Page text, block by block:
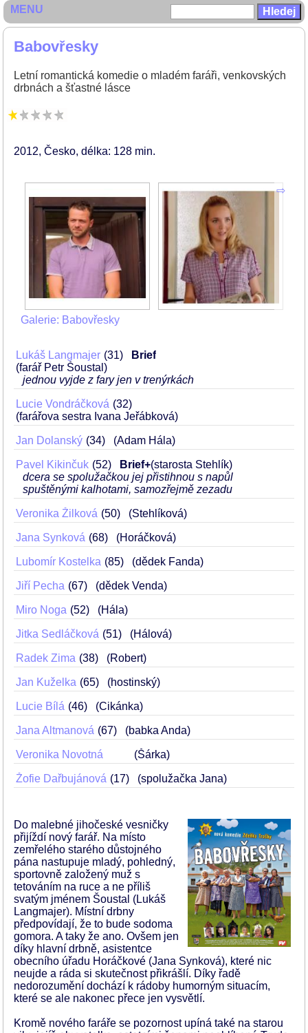
Babovřesky
Letní romantická komedie o mladém faráři, venkovských
drbnách a šťastné lásce
2012 Česko délka: 128 min
Galerie: Babovřesky
Lukáš Langmajer 31
Brief
(farář Petr Šoustal)
jednou vyjde z fary jen v trenýrkách
Lucie Vondráčková
32
(farářova sestra Ivana Jeřábková)
Jan Dolanský 34 (Adam Hála)
Pavel Kikinčuk 52 Brief+(starosta Stehlík)
dcera se spolužačkou jej přistihnou s napůl
spuštěnými kalhotami, samozřejmě zezadu
Veronika Žilková 50 (Stehlíková)
Jana Synková 68 (Horáčková)
Lubomír Kostelka 85 (dědek Fanda)
Jiří Pecha 67 (dědek Venda)
Miro Noga 52 (Hála)
Jitka Sedláčková 51 (Hálová)
Radek Zima 38 (Robert)
Jan Kuželka 65 (hostinský)
Lucie Bílá 46 (Cikánka)
Jana Altmanová 67 (babka Anda)
Veronika Novotná (Šárka)
Žofie Dařbujánová 17 (spolužačka Jana)
Do malebné jihočeské vesničky
přijíždí nový farář. Na místo
zemřelého starého důstojného
pána nastupuje mladý, pohledný,
sportovně založený muž s
tetováním na ruce a ne příliš
svatým jménem Šoustal (Lukáš
Langmajer). Místní drbny
předpovídají, že to bude sodoma
gomora. A taky že ano. Ovšem jen
díky hlavní drbně, asistentce
obecního úřadu Horáčkové (Jana Synková), které nic
neujde a ráda si skutečnost přikrášlí. Díky řadě
nedorozumění dochází k rádoby humorným situacím,
které se ale nakonec přece jen vysvětlí.
Kromě nového faráře se pozornost upíná také na starou
MENU